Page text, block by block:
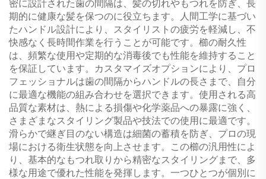
密に設計された歯の間隔は、髪の切れやもつれを防ぎ、長
期的に健康な髪を保つのに役立ちます。人間工学に基づい
たハンドル設計により、スタイリストの疲労を軽減し、不
快感なく長時間作業を行うことが可能です。櫛の耐久性
は、頻繁な使用や定期的な消毒後でも性能を維持すること
を保証しています。カスタマイズオプションにより、プロ
フェッショナルは歯の間隔からハンドルの長さまで、自分
に最適な機能の組み合わせを選択できます。使用される高
品質な素材は、熱による損傷や化学薬品への暴露に強く、
さまざまなスタイリング製品や技法での使用に最適です。
滑らかで継ぎ目のない構造は細菌の蓄積を防ぎ、プロの現
場における衛生状態を向上させます。この櫛の汎用性によ
り、基本的なもつれ取りから精密なスタイリングまで、多
様な用途で優れた性能を発揮します。一つひとつが個別に